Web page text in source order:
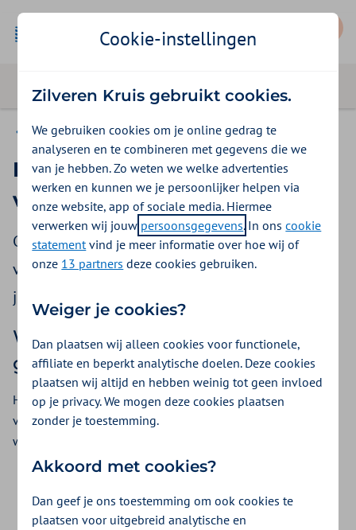
Vergoedingen
Krijg ik gehoorbeschermers
vergoed?
Gehoorbeschermers zijn speciale beschermers
voor het gehoor. Zoals oordopjes. Hiermee sluit
je jouw oren af voor te hard geluid.
Wij vergoeden
gehoorbeschermers niet
Heb je gehoorbeschermers nodig voor het werk? Misschien
vergoedt jouw werkgever deze voor je. Vraag jouw
werkgever hiernaar.
Was dit nuttig?
Cookie-instellingen
Zilveren Kruis gebruikt cookies.
We gebruiken cookies om je online gedrag te
analyseren en te combineren met gegevens die we
van je hebben. Zo weten we welke advertenties
werken en kunnen we je persoonlijker helpen via
onze website, app of sociale media. Hiermee
verwerken wij jouw persoonsgegevens. In onscookie
statementvind je meer informatie over hoe wij of
onze 13 partners deze cookies gebruiken.
Weiger je cookies?
Dan plaatsen wij alleen cookies voor functionele,
affiliate en beperkt analytische doelen. Deze cookies
plaatsen wij altijd en hebben weinig tot geen invloed
op je privacy. We mogen deze cookies plaatsen
zonder je toestemming.
Akkoord met cookies?
Dan geef je ons toestemming om ook cookies te
plaatsen voor uitgebreid analytische en